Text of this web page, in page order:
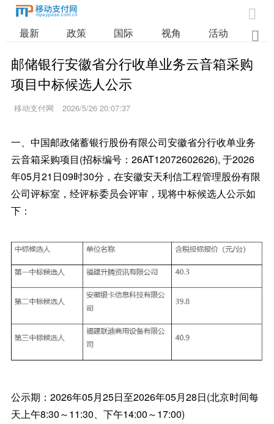

最新 政策 国际 视角 活动 业

邮储银行安徽省分行收单业务云音箱采购
项目中标候选人公示
移动支付网 2026/5/26 20:07:37
一、中国邮政储蓄银行股份有限公司安徽省分行收单业务
云音箱采购项目(招标编号：26AT12072602626), 于2026
年05月21日09时30分，在安徽安天利信工程管理股份有限
公司评标室，经评标委员会评审，现将中标候选人公示如
下：
公示期：2026年05月25日至2026年05月28日(北京时间每
天上午8:30～11:30、下午14:00～17:00)